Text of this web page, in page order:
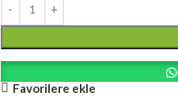
Favorilere ekle